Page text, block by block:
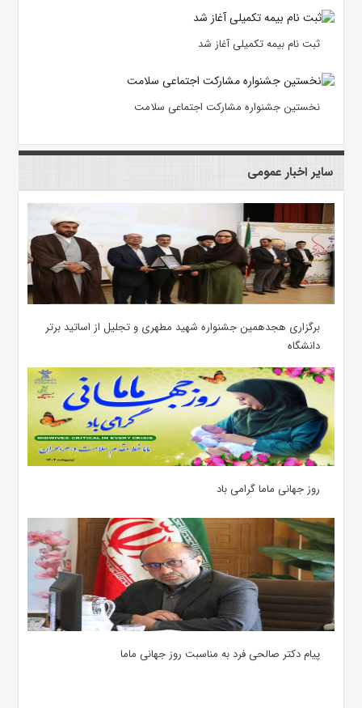
ثبت نام بیمه تکمیلی آغاز شد
نخستین جشنواره مشارکت اجتماعی سلامت
سایر اخبار عمومی
برگزاری هجدهمین جشنواره شهید مطهری و تجلیل از اساتید برتر
دانشگاه
روز جهانی ماما گرامی باد
پیام دکتر صالحی فرد به مناسبت روز جهانی ماما